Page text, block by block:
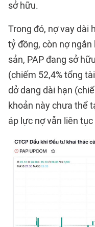
sở hữu.
Trong đó, nợ vay dài
tỷ đồng, còn nợ
sản, PAP đang sở
(chiếm 52,4% tổng
dở dang dài hạn
khoản này chưa thể
áp lực nợ vẫn liên